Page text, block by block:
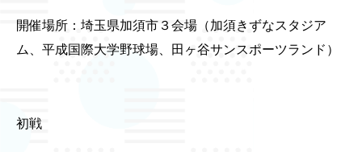
開催場所：埼玉県加須市３会場（加須きずなスタジア
ム、平成国際大学野球場、田ヶ谷サンスポーツランド）
初戦